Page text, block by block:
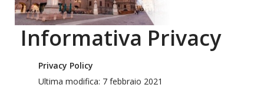
Informativa Privacy
Privacy Policy
Ultima modifica: 7 febbraio 2021